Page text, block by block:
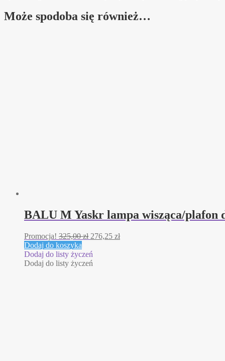
Może spodoba się również…
BALU M Yaskr lampa wisząca/plafon
Promocja! 325,00zł Pierwotna
wynosiła:
325,00 zł.
276,25 złAktualna
Dodaj do koszyka
Dodaj do listy życzeń
Dodaj do listy życzeń